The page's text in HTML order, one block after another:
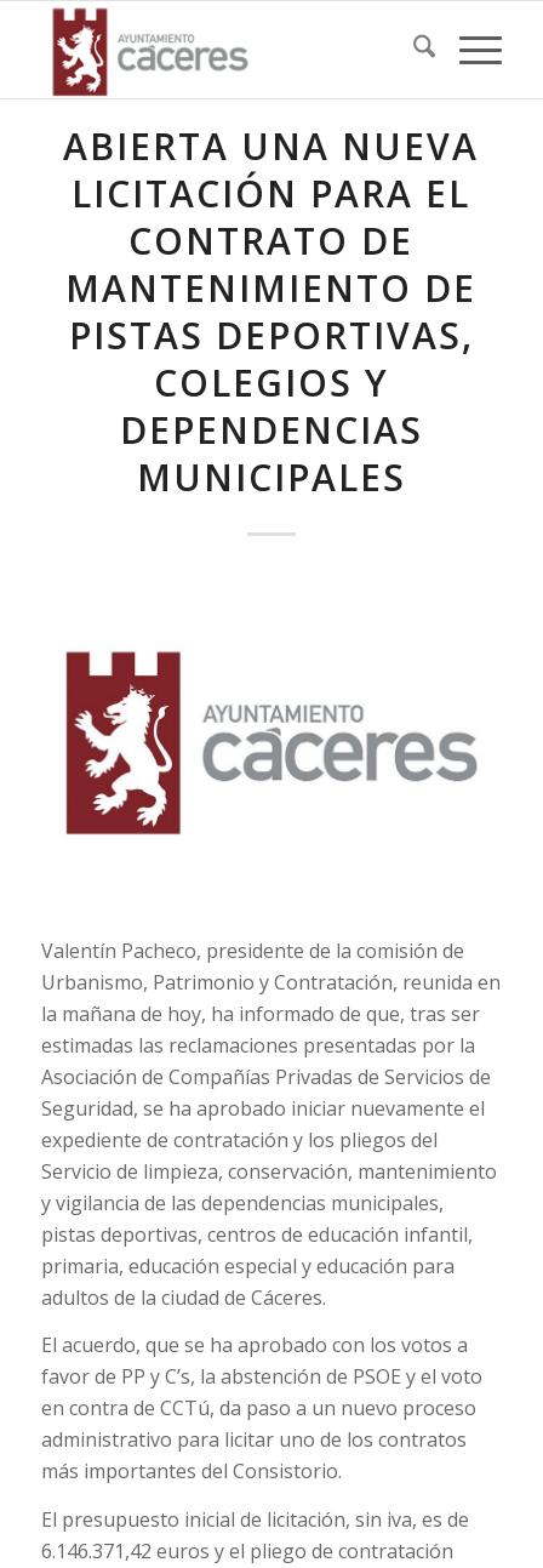
ABIERTA UNA NUEVA
LICITACIÓN PARA EL
CONTRATO DE
MANTENIMIENTO DE
PISTAS DEPORTIVAS,
COLEGIOS Y
DEPENDENCIAS
MUNICIPALES
Valentín Pacheco, presidente de la comisión de
Urbanismo, Patrimonio y Contratación, reunida en
la mañana de hoy, ha informado de que, tras ser
estimadas las reclamaciones presentadas por la
Asociación de Compañías Privadas de Servicios de
Seguridad, se ha aprobado iniciar nuevamente el
expediente de contratación y los pliegos del
Servicio de limpieza, conservación, mantenimiento
y vigilancia de las dependencias municipales,
pistas deportivas, centros de educación infantil,
primaria, educación especial y educación para
adultos de la ciudad de Cáceres.
El acuerdo, que se ha aprobado con los votos a
favor de PP y C’s, la abstención de PSOE y el voto
en contra de CCTú, da paso a un nuevo proceso
administrativo para licitar uno de los contratos
más importantes del Consistorio.
El presupuesto inicial de licitación, sin iva, es de
6.146.371,42 euros y el pliego de contratación